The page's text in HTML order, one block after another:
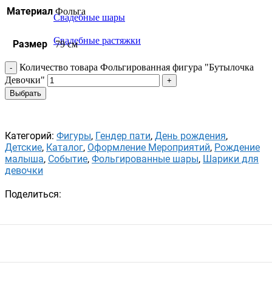
Свадебные шары
Свадебные растяжки
Материал Фольга
Размер 79 см
Количество товара Фольгированная фигура "Бутылочка
Девочки"
Выбрать
Категорий: Фигуры, Гендер пати, День рождения,
Детские, Каталог, Оформление Мероприятий, Рождение
малыша, Событие, Фольгированные шары, Шарики для
девочки
Поделиться: